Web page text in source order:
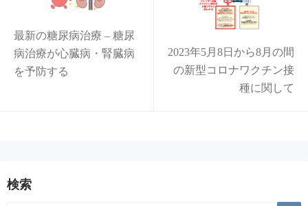
最新の糖尿病治療 – 糖尿
病治療が心臓病・腎臓病
を予防する
2023年5月8日から8月の間
の新型コロナワクチン接
種に関して
検索